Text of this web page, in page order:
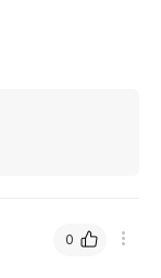
0